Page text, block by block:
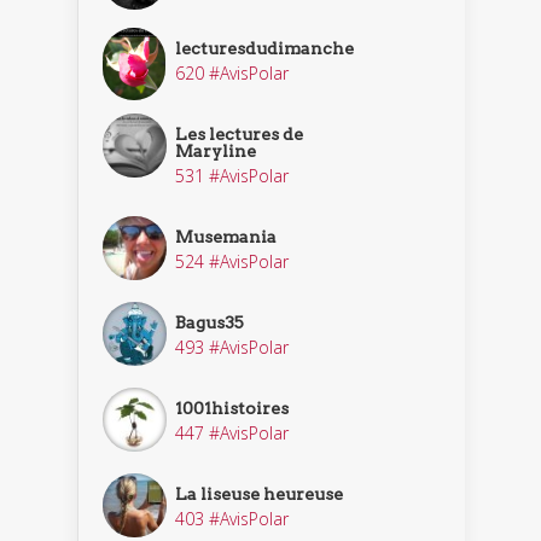
lecturesdudimanche
620 #AvisPolar
Les lectures de
Maryline
531 #AvisPolar
Musemania
524 #AvisPolar
Bagus35
493 #AvisPolar
1001histoires
447 #AvisPolar
La liseuse heureuse
403 #AvisPolar